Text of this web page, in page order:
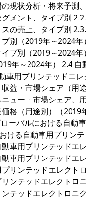
の現状分析・将来予測
メント、タイプ別
の売上、タイプ別
別（2019年～2024
プ別（2019～2024
年～2024年） 2.4
車用プリンテッドエ
収益・市場シェア（用
ュー・市場シェア、
格（用途別）（
ーバルにおける自動
ける自動車用プリン
車用プリンテッドエ
車用プリンテッドエ
リンテッドエレクト
ンテッドエレクトロ
テッドエレクトロニ